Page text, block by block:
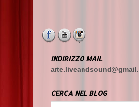
INDIRIZZO MAIL
CERCA NEL BLOG